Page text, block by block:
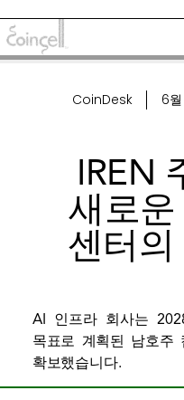
CoinDesk 6
IREN
새로운
센터
AI 인프라 회사는
목표로 계획된 남호주
확보했습니다.